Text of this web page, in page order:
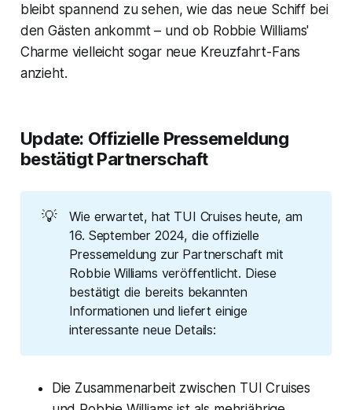
bleibt spannend zu sehen, wie das neue Schiff bei
den Gästen ankommt – und ob Robbie Williams'
Charme vielleicht sogar neue Kreuzfahrt-Fans
anzieht.
Update: Offizielle Pressemeldung
bestätigt Partnerschaft
💡
Wie erwartet, hat TUI Cruises heute, am
16. September 2024, die offizielle
Pressemeldung zur Partnerschaft mit
Robbie Williams veröffentlicht. Diese
bestätigt die bereits bekannten
Informationen und liefert einige
interessante neue Details:
Die Zusammenarbeit zwischen TUI Cruises